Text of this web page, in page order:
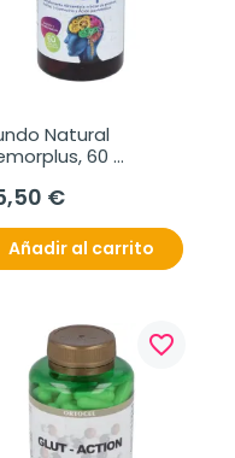
Natural
60
€
Añadir al carrito
favorite_border